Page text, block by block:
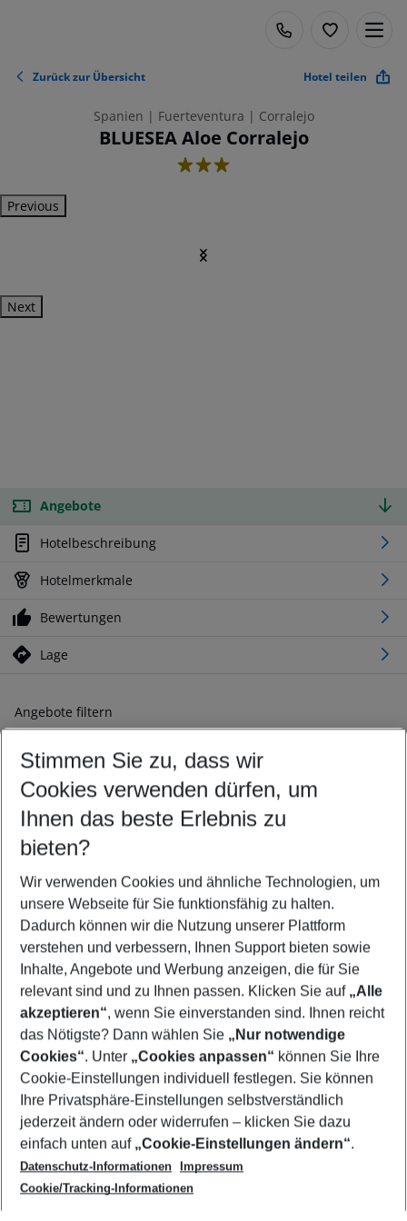
Zurück zur Übersicht Hotel teilen
Spanien | Fuerteventura | Corralejo
BLUESEA Aloe Corralejo
3
Previous
Next
Angebote
Hotelbeschreibung
Hotelmerkmale
Bewertungen
Lage
Angebote filtern
Ändern Sie Ihre Kriterien nach Ihren Wünschen
Abflughafen wählen
Beliebiger Abflughafen
Reisezeitraum wählen
11.08.26– 09.08.27 5-8 Nächte
2 Erwachsene Keine Kinder
Mehr Filter anzeigen
Footer
Footer navigation
Über uns
AGB
Cookie-Einstellungen ändern
Cookie-Richtlinie
Datenschutz
Service & Hilfe
Barrierefreies Reisen
Check-in
Folgen Sie uns
Stimmen Sie zu, dass wir
Cookies verwenden dürfen, um
Ihnen das beste Erlebnis zu
bieten?
Wir verwenden Cookies und ähnliche Technologien, um
unsere Webseite für Sie funktionsfähig zu halten.
Dadurch können wir die Nutzung unserer Plattform
verstehen und verbessern, Ihnen Support bieten sowie
Inhalte, Angebote und Werbung anzeigen, die für Sie
relevant sind und zu Ihnen passen. Klicken Sie auf „Alle
akzeptieren“, wenn Sie einverstanden sind. Ihnen reicht
das Nötigste? Dann wählen Sie „Nur notwendige
Cookies“. Unter „Cookies anpassen“ können Sie Ihre
Cookie-Einstellungen individuell festlegen. Sie können
Ihre Privatsphäre-Einstellungen selbstverständlich
jederzeit ändern oder widerrufen – klicken Sie dazu
einfach unten auf „Cookie-Einstellungen ändern“.
Datenschutz-Informationen
Impressum
Cookie/Tracking-Informationen